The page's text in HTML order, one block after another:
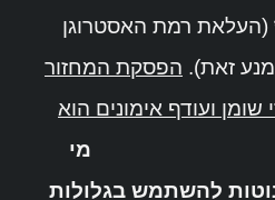
(העלאת רמת האסטרוגן
זאת). הפסקת המחזור
שומן ועודף אימונים הוא
מי
להשתמש בגלולות